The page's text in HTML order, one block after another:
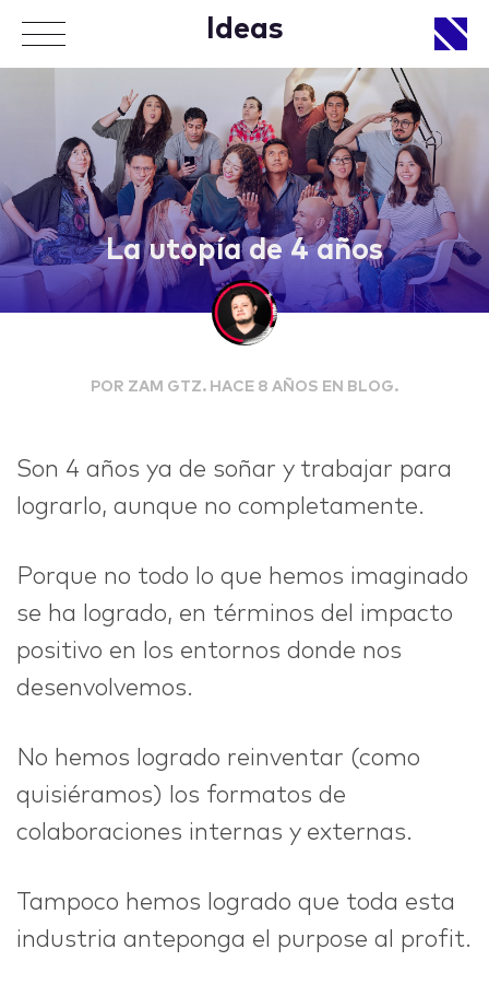
Ideas
La utopía de 4 años
POR ZAM GTZ. HACE 8 AÑOS EN BLOG.
Son 4 años ya de soñar y trabajar para
lograrlo, aunque no completamente.
Porque no todo lo que hemos imaginado
se ha logrado, en términos del impacto
positivo en los entornos donde nos
desenvolvemos.
No hemos logrado reinventar (como
quisiéramos) los formatos de
colaboraciones internas y externas.
Tampoco hemos logrado que toda esta
industria anteponga el purpose al profit.
APPROACH
WORKS
ABOUT
CONTACT
hi@nett.mx